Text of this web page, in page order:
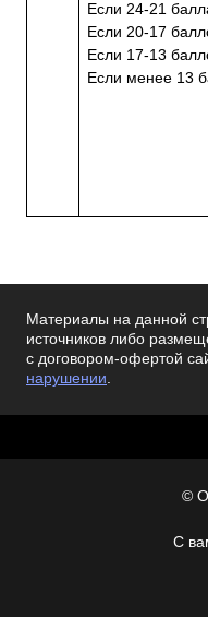
Если 24-21
Если 20-17
Если 17-13
Если менее 13
УДАЧИ В
Материалы на данной
источников либо
с договором-офертой
нарушении.
©
С